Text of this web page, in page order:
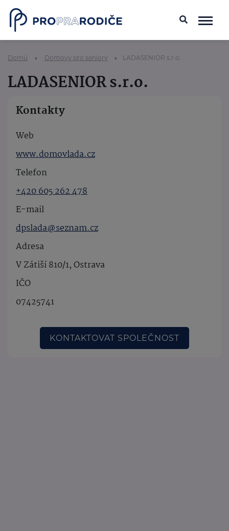
Domů Domovy pro seniory LADASENIOR s.r.o.
LADASENIOR s.r.o.
Kontakty
Web
www.domovlada.cz
Telefon
+420 605 262 478
E-mail
dpslada@seznam.cz
Adresa
V Zátiší 810/1, Ostrava
IČO
07425741
KONTAKTOVAT SPOLEČNOST